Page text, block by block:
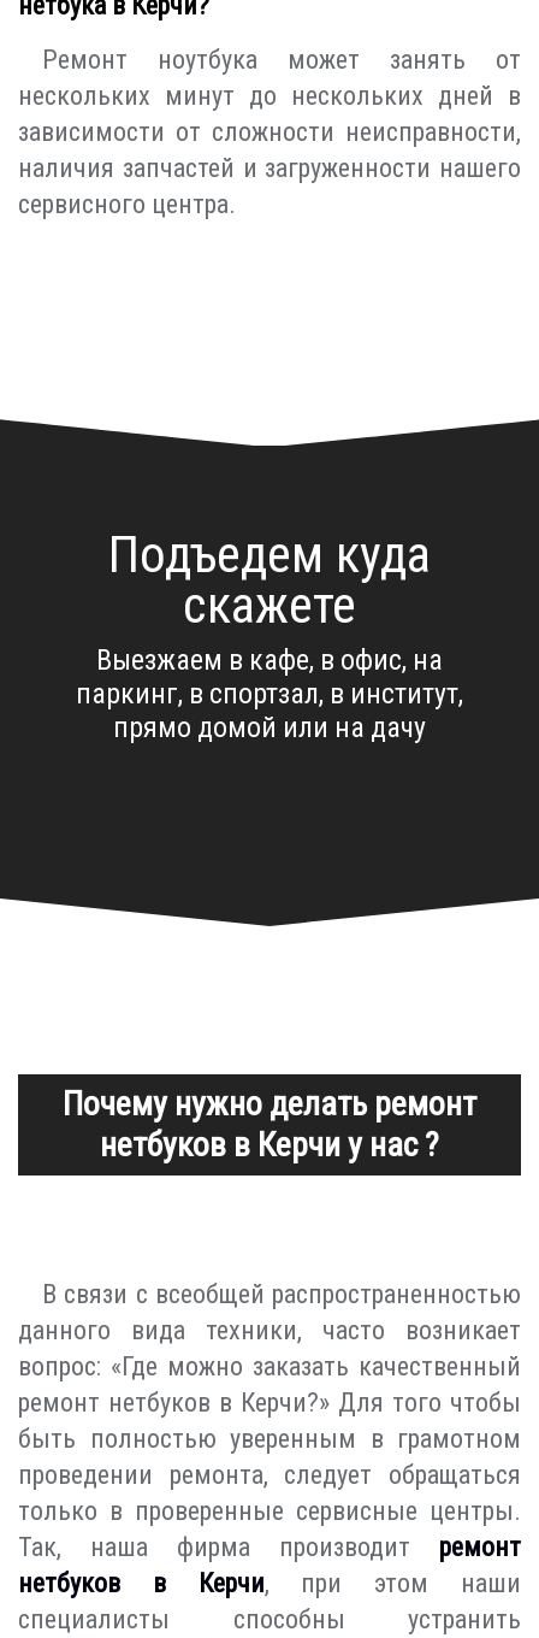
Ремонт ноутбука может занять от
нескольких минут до нескольких дней в
зависимости от сложности неисправности,
наличия запчастей и загруженности нашего
сервисного центра.
Подъедем куда
скажете
Выезжаем в кафе, в офис, на
паркинг, в спортзал, в институт,
прямо домой или на дачу
Почему нужно делать ремонт
нетбуков в Керчи у нас ?
В связи с всеобщей распространенностью
данного вида техники, часто возникает
вопрос: «Где можно заказать качественный
ремонт нетбуков в Керчи?» Для того чтобы
быть полностью уверенным в грамотном
проведении ремонта, следует обращаться
только в проверенные сервисные центры.
Так, наша фирма производит ремонт
нетбуков в Керчи, при этом наши
специалисты способны устранить